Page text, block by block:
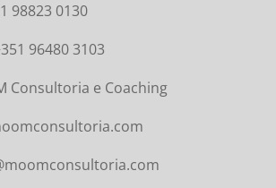
98823 0130
96480 3103
Consultoria e Coaching